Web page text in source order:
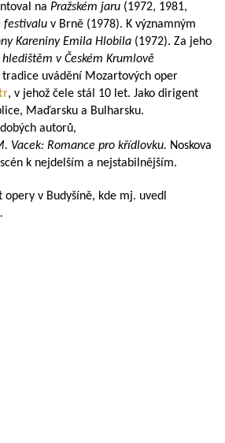
na Pražském jaru (1972, 1981,
festivalu v Brně (1978). K významným
Kareniny Emila Hlobila (1972). Za jeho
v Českém Krumlově
uvádění Mozartových oper
, v jehož čele stál 10 let. Jako dirigent
Maďarsku a Bulharsku.
autorů,
Vacek: Romance pro křídlovku. Noskova
k nejdelším a nejstabilnějším.
v Budyšíně, kde mj. uvedl